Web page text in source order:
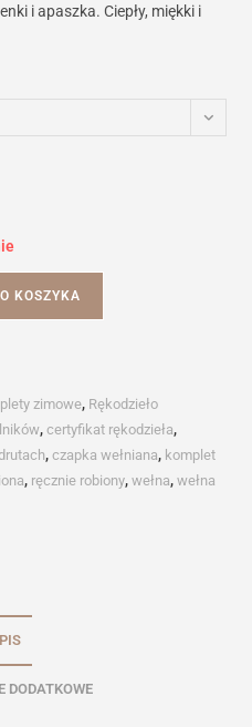
i apaszka. Ciepły, miękki i
KOSZYKA
zimowe, Rękodzieło
,certyfikat rękodzieła,
,czapka wełniana, komplet
, ręcznie robiony,wełna,wełna
DODATKOWE